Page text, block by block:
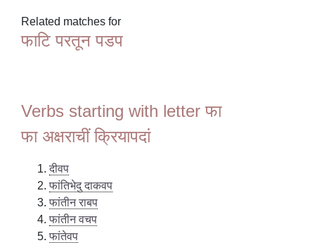
Related matches for
फाटि परतून पडप
Verbs starting with letter फा
फा अक्षराचीं क्रियापदां
दीवप
फांतिभेदु दाकवप
फांतीन राबप
फांतीन वचप
फांतेवप